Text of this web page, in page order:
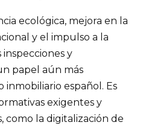
ecológica, mejora en la
y el impulso a la
y
papel aún más
español. Es
exigentes y
como la digitalización de